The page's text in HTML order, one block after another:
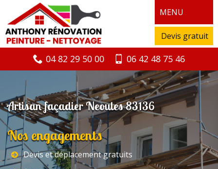
MENU
Devis gratuit
04 82 29 50 00 06 42 48 75 46
Artisan façadier Neoules 83136
Nos engagements
Devis et déplacement gratuits